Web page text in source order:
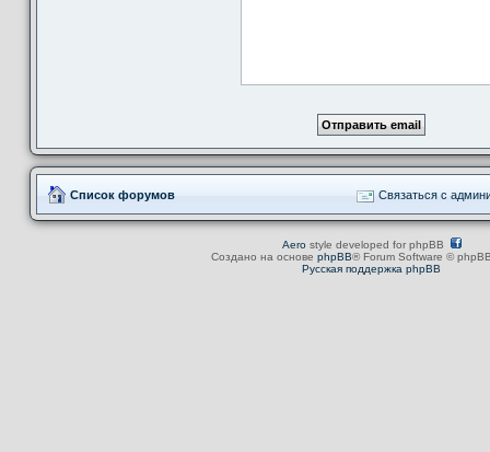
Список форумов Связаться с
Aerostyle developed for phpBB
Создано на основе phpBB® Forum Software ©
Русская поддержка phpBB